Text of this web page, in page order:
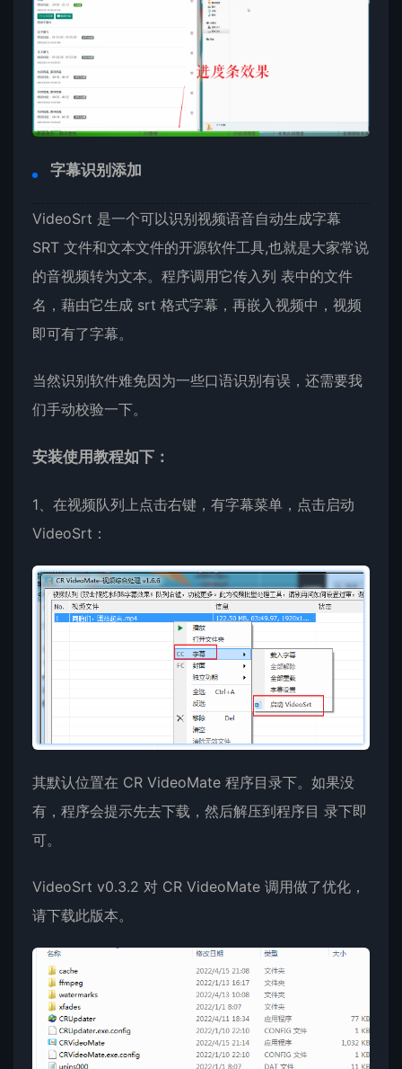
字幕识别添加
VideoSrt 是一个可以识别视频语音自动生成字幕
SRT 文件和文本文件的开源软件工具,也就是大家常说
的音视频转为文本。程序调用它传入列 表中的文件
名，藉由它生成 srt 格式字幕，再嵌入视频中，视频
即可有了字幕。
当然识别软件难免因为一些口语识别有误，还需要我
们手动校验一下。
安装使用教程如下：
1、在视频队列上点击右键，有字幕菜单，点击启动
VideoSrt：
其默认位置在 CR VideoMate 程序目录下。如果没
有，程序会提示先去下载，然后解压到程序目 录下即
可。
VideoSrt v0.3.2 对 CR VideoMate 调用做了优化，
请下载此版本。